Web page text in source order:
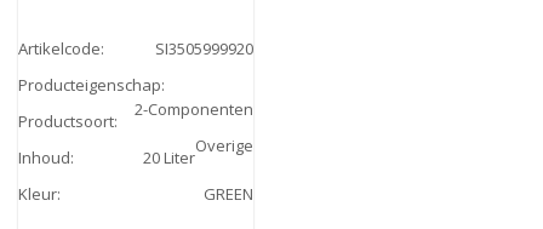
Artikelcode:
SI3505999920
Producteigenschap:
2-Componenten
Productsoort:
Overige
Inhoud:
20 Liter
Kleur: GREEN